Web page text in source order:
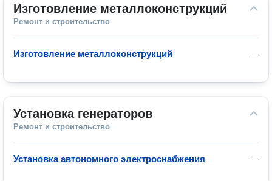
Изготовление металлоконструкций
Ремонт и строительство
—
Изготовление металлоконструкций
Установка генераторов
Ремонт и строительство
—
Установка автономного электроснабжения